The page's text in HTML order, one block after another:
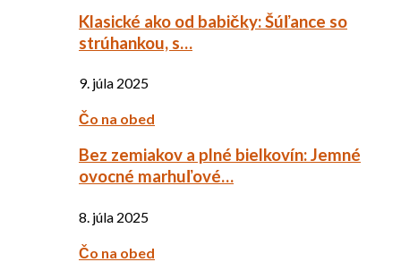
Klasické ako od babičky: Šúľance so
strúhankou, s…
9. júla 2025
Čo na obed
Bez zemiakov a plné bielkovín: Jemné
ovocné marhuľové…
8. júla 2025
Čo na obed